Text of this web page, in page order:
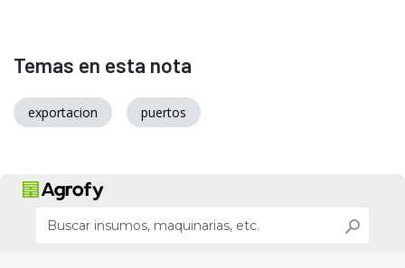
Temas en esta nota
exportacion puertos